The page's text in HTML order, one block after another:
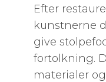
Efter
kunstnerne
give
fortolkning.
materialer